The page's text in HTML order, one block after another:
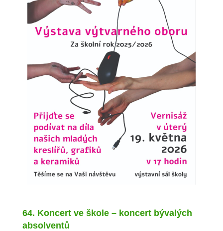
64. Koncert ve škole – koncert bývalých
absolventů